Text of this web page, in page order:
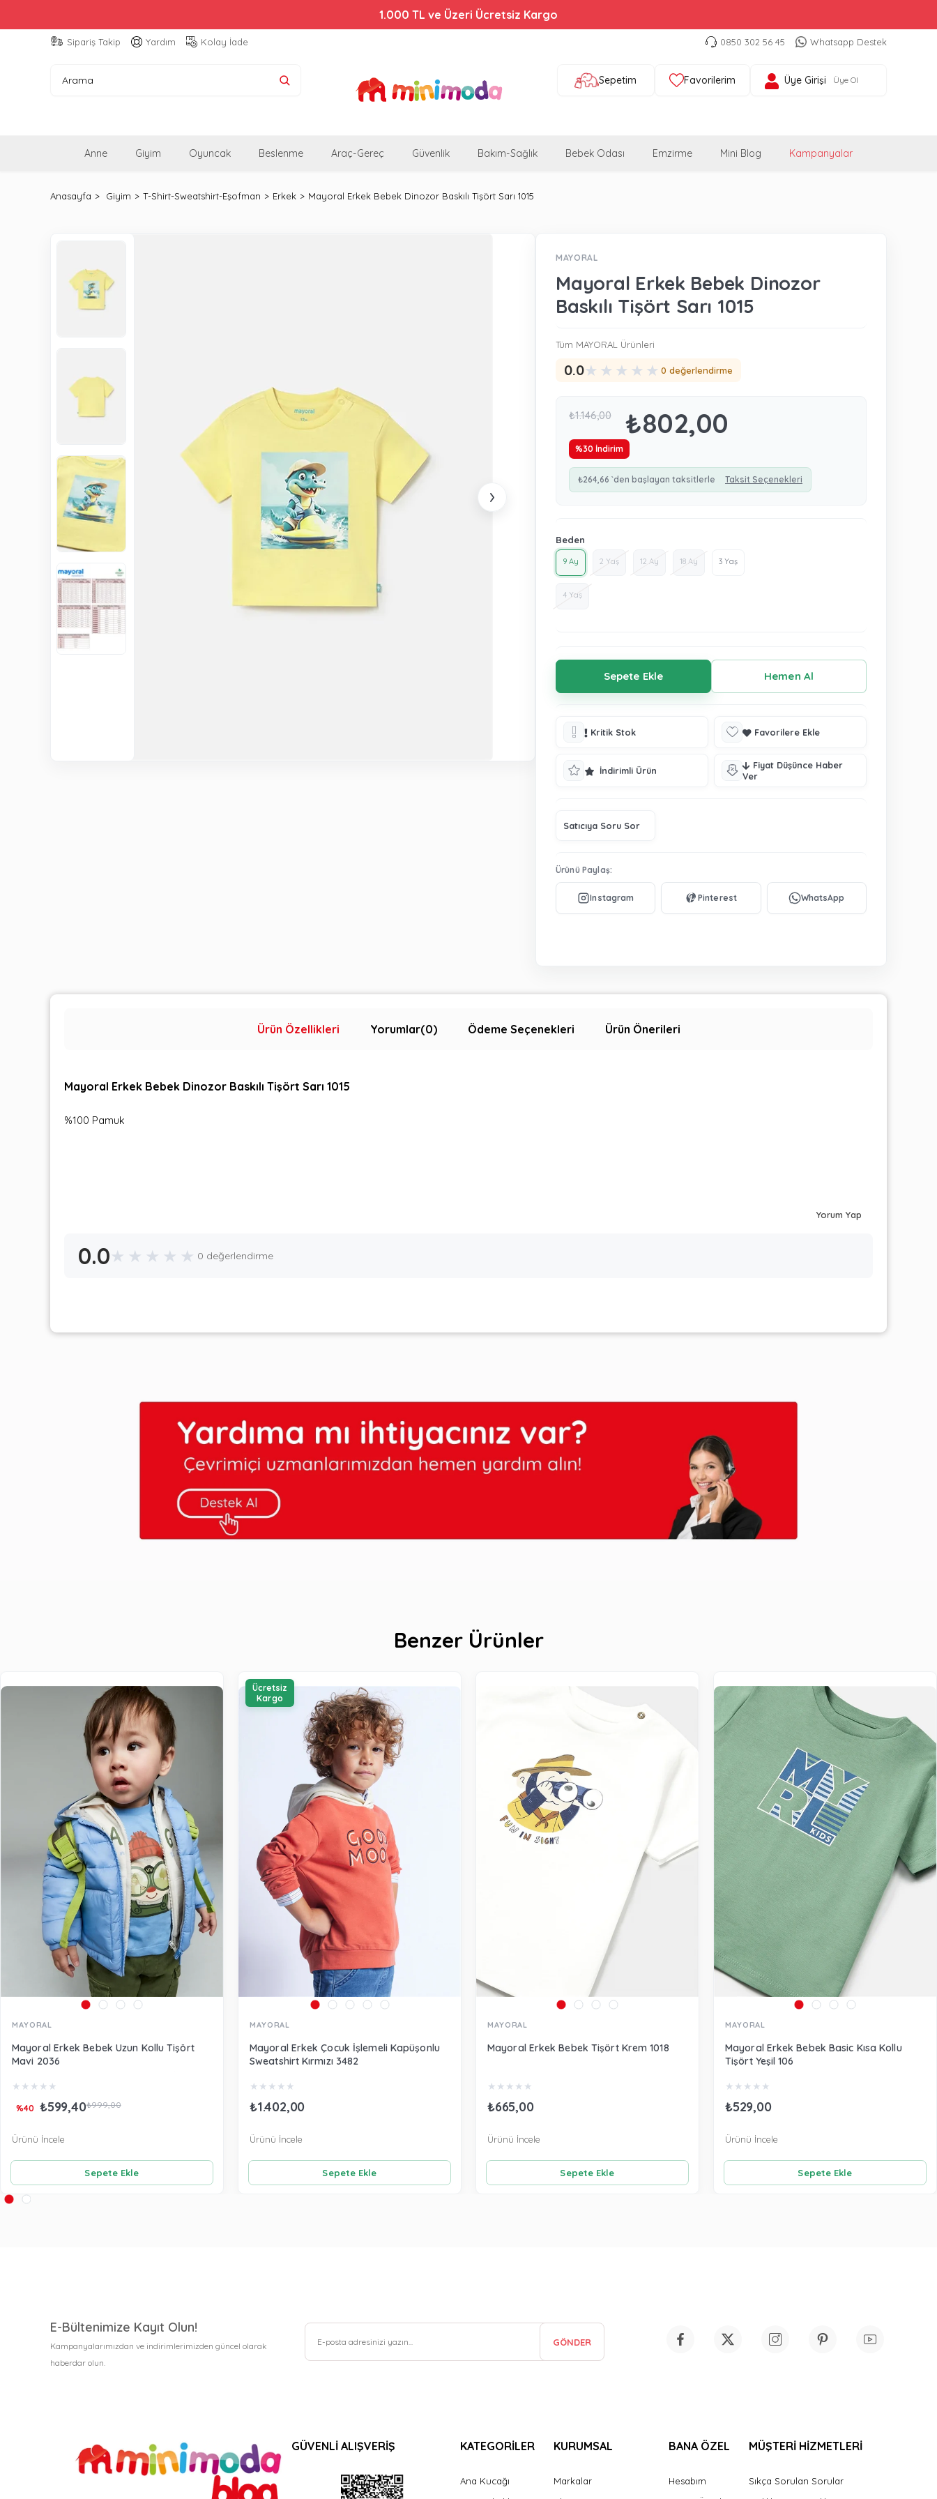
Bebek Arabalarında %44'e Varan İndirim!
Sipariş Takip Yardım Kolay İade 0850 302 56 45 Whatsapp Destek
Sepetim Favorilerim Üye Girişi Üye Ol
Anne Giyim Oyuncak Beslenme Araç-Gereç Güvenlik Bakım-Sağlık Bebek Odası Emzirme Mini Blog Kampanyalar
Anasayfa Giyim T-Shirt-Sweatshirt-Eşofman Erkek Mayoral Erkek Bebek Dinozor Baskılı Tişört Sarı 1015
›
MAYORAL
Mayoral Erkek Bebek Dinozor
Baskılı Tişört Sarı 1015
Tüm MAYORAL Ürünleri
0.0★ ★ ★ ★ ★ 0 değerlendirme
₺1.146,00 ₺802,00
%30 İndirim
₺264,66 `den başlayan taksitlerle Taksit Seçenekleri
Beden
9 Ay 2 Yaş 12 Ay 18 Ay 3 Yaş
4 Yaş
Kritik Stok Favorilere Ekle
İndirimli Ürün
Fiyat Düşünce Haber
Ver
Satıcıya Soru Sor
Ürünü Paylaş:
Ürün Özellikleri Yorumlar(0) Ödeme Seçenekleri Ürün Önerileri
Mayoral Erkek Bebek Dinozor Baskılı Tişört Sarı 1015
%100 Pamuk
Yorum Yap
0.0★ ★ ★ ★ ★ 0 değerlendirme
Benzer Ürünler
MAYORAL
Mayoral Erkek Bebek Uzun Kollu Tişört
Mavi 2036
★ ★ ★ ★ ★
₺599,40₺999,00
%40
Sepete Ekle
Ürünü İncele
MAYORAL
Mayoral Erkek Çocuk İşlemeli Kapüşonlu
Sweatshirt Kırmızı 3482
★ ★ ★ ★ ★
₺1.402,00
Sepete Ekle
Ürünü İncele
Ücretsiz
Kargo
MAYORAL
Mayoral Erkek Bebek Tişört Krem 1018
★ ★ ★ ★ ★
₺665,00
Sepete Ekle
Ürünü İncele
MAYORAL
Mayoral Erkek Bebek Basic Kısa Kollu
Tişört Yeşil 106
★ ★ ★ ★ ★
₺529,00
Sepete Ekle
Ürünü İncele
E-Bültenimize Kayıt Olun!
Kampanyalarımızdan ve indirimlerimizden güncel olarak
haberdar olun.
GÖNDER
GÜVENLİ ALIŞVERİŞ KATEGORİLER
Ana Kucağı
KURUMSAL
Markalar
BANA ÖZEL
Hesabım
MÜŞTERİ HİZMETLERİ
Sıkça Sorulan Sorular